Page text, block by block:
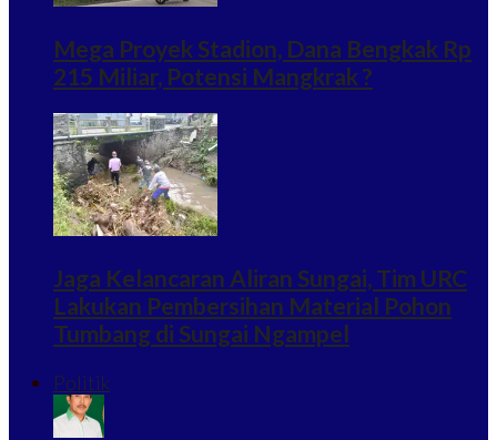
Mega Proyek Stadion, Dana Bengkak Rp
215 Miliar, Potensi Mangkrak ?
Jaga Kelancaran Aliran Sungai, Tim URC
Lakukan Pembersihan Material Pohon
Tumbang di Sungai Ngampel
Politik